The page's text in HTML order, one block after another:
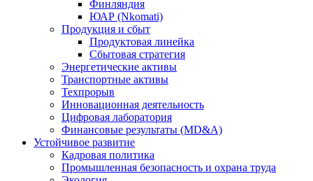
Финляндия
ЮАР (Nkomati)
Продукция и сбыт
Продуктовая линейка
Сбытовая стратегия
Энергетические активы
Транспортные активы
Техпрорыв
Инновационная деятельность
Цифровая лаборатория
Финансовые результаты (MD&A)
Устойчивое развитие
Кадровая политика
Промышленная безопасность и охрана труда